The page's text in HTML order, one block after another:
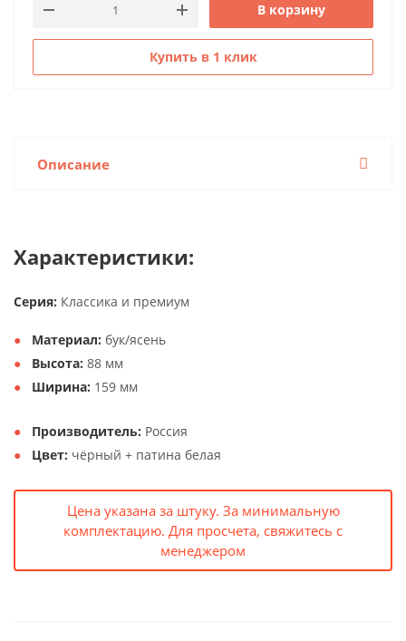
В корзину
Купить в 1 клик
Описание
Характеристики:
Серия: Классика и премиум
Материал: бук/ясень
Высота: 88 мм
Ширина: 159 мм
Производитель: Россия
Цвет: чёрный + патина белая
Цена указана за штуку. За минимальную
комплектацию. Для просчета, свяжитесь с
менеджером